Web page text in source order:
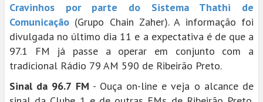
Cravinhos por parte do Sistema Thathi de
Comunicação (Grupo Chain Zaher). A informação foi
divulgada no último dia 11 e a expectativa é de que a
97.1 FM já passe a operar em conjunto com a
tradicional Rádio 79 AM 590 de Ribeirão Preto.
Sinal da 96.7 FM - Ouça on-line e veja o alcance de